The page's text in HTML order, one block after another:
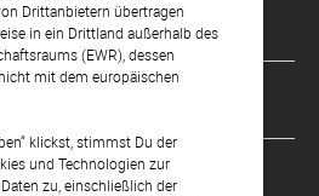
Drittanbietern übertragen
in ein Drittland außerhalb des
(EWR), dessen
mit dem europäischen
klickst, stimmst Du der
und Technologien zur
zu, einschließlich der